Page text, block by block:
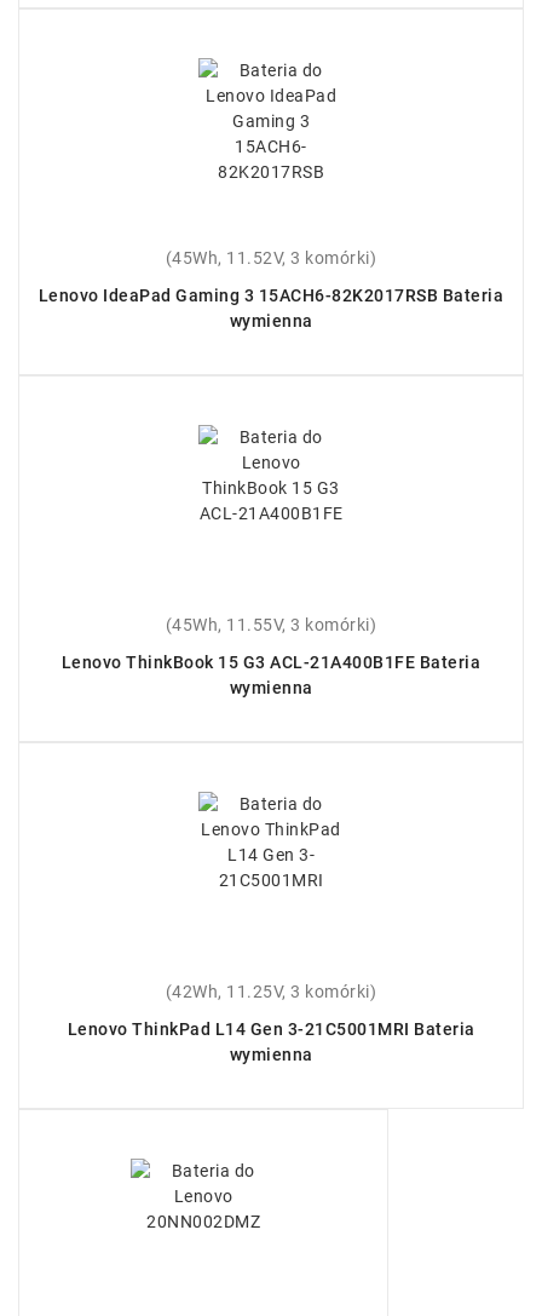
(45Wh, 11.52V, 3 komórki)
Lenovo IdeaPad Gaming 3 15ACH6-82K2017RSB Bateria
wymienna
(45Wh, 11.55V, 3 komórki)
Lenovo ThinkBook 15 G3 ACL-21A400B1FE Bateria
wymienna
(42Wh, 11.25V, 3 komórki)
Lenovo ThinkPad L14 Gen 3-21C5001MRI Bateria
wymienna